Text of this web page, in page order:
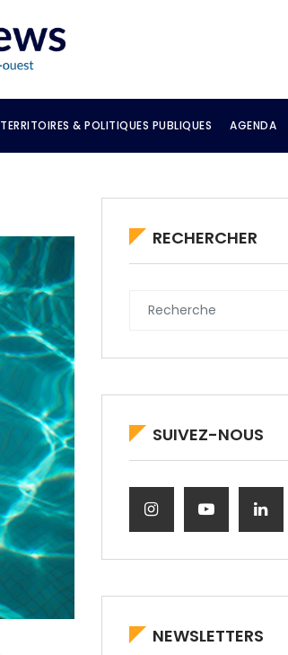
TERRITOIRES & POLITIQUES PUBLIQUES AGENDA
RECHERCHER
SUIVEZ-NOUS
NEWSLETTERS